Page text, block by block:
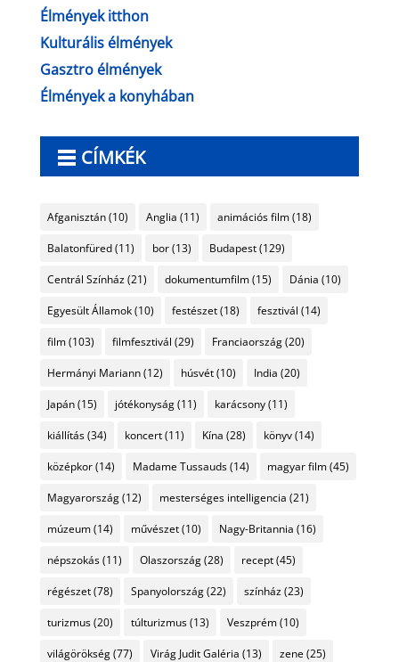
Élmények itthon
Kulturális élmények
Gasztro élmények
Élmények a konyhában
CÍMKÉK
Afganisztán(10) Anglia (11) animációs film(18)
Balatonfüred(11) bor(13) Budapest(129)
Centrál Színház(21) dokumentumfilm(15) Dánia (10)
Egyesült Államok(10) festészet(18) fesztivál (14)
film(103) filmfesztivál (29) Franciaország(20)
Hermányi Mariann(12) húsvét(10) India (20)
Japán(15) jótékonyság(11) karácsony(11)
kiállítás(34) koncert(11) Kína (28) könyv(14)
középkor(14) Madame Tussauds(14) magyar film(45)
Magyarország(12) mesterséges intelligencia (21)
múzeum(14) művészet(10) Nagy-Britannia (16)
népszokás(11) Olaszország(28) recept(45)
régészet(78) Spanyolország(22) színház(23)
turizmus(20) túlturizmus(13) Veszprém(10)
világörökség(77) Virág Judit Galéria (13) zene (25)